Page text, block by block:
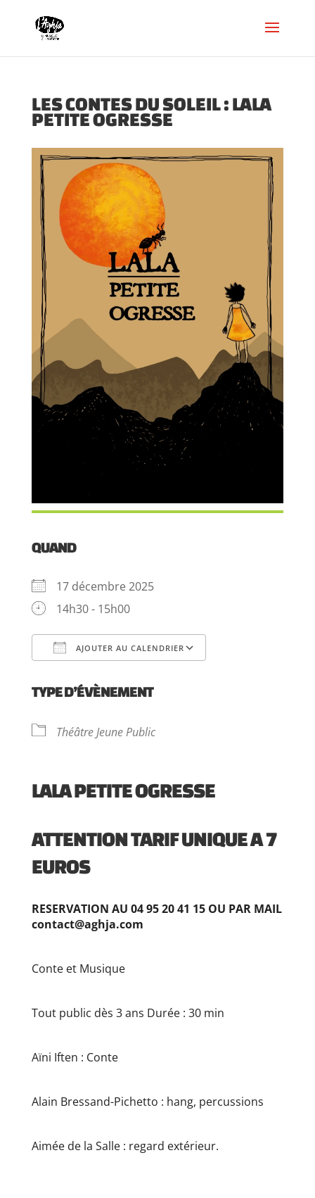
LES CONTES DU SOLEIL : LALA
PETITE OGRESSE
QUAND
17 décembre 2025
14h30 - 15h00
AJOUTER AU CALENDRIER
TYPE D’ÉVÈNEMENT
Théâtre Jeune Public
LALA PETITE OGRESSE
ATTENTION TARIF UNIQUE A 7
EUROS
RESERVATION AU 04 95 20 41 15 OU PAR MAIL
contact@aghja.com
Conte et Musique
Tout public dès 3 ans Durée : 30 min
Aïni Iften : Conte
Alain Bressand-Pichetto : hang, percussions
Aimée de la Salle : regard extérieur.